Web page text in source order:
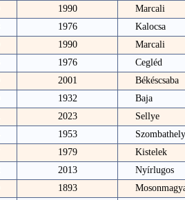
1990 Marcali
1976 Kalocsa
1990 Marcali
1976 Cegléd
2001 Békéscsaba
1932 Baja
2023 Sellye
1953 Szombathely
1979 Kistelek
2013 Nyírlugos
1893